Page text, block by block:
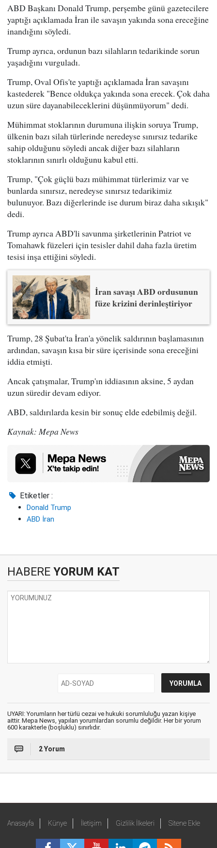
ABD Başkanı Donald Trump, perşembe günü gazetecilere
yaptığı açıklamada İran ile savaşın yakında sona ereceğine
inandığını söyledi.
Trump ayrıca, ordunun bazı silahların tedarikinde sorun
yaşadığını vurguladı.
Trump, Oval Ofis'te yaptığı açıklamada İran savaşını
kastederek "Bence oldukça yakında sona erecek. Çok daha
uzun süre dayanabileceklerini düşünmüyorum" dedi.
Mühimmat stoklarının durumuna ilişkin soruya Trump,
ülkenin bazı silah türlerinde neredeyse sınırsız tedarike
sahip olduğunu söyledi ancak diğer bazı silahların
stoklarının sınırlı olduğunu kabul etti.
Trump, "Çok güçlü bazı mühimmat türlerimiz var ve
bunlarda sınırsız, neredeyse sınırsız tedarikimiz
bulunuyor. Bazı diğerlerinde ise durum biraz daha sıkışık"
dedi.
Trump ayrıca ABD'li savunma şirketlerinin Patriot ve
Tomahawk füzeleri için tesisler dahil daha fazla üretim
tesisi inşa ettiğini söyledi.
İran savaşı ABD ordusunun
füze krizini derinleştiriyor
Trump, 28 Şubat'ta İran'a yönelik saldırının başlamasının
ardından, savaşın kısa bir süre içerisinde sona ereceğini
iddia etmişti.
Ancak çatışmalar, Trump'ın iddiasının aksine, 5 aydan
uzun süredir devam ediyor.
ABD, saldırılarda kesin bir sonuç elde edebilmiş değil.
Kaynak: Mepa News
Etiketler :
Donald Trump
ABD İran
HABERE YORUM KAT
UYARI: Yorumların her türlü cezai ve hukuki sorumluluğu yazan kişiye
aittir. Mepa News, yapılan yorumlardan sorumlu değildir. Her bir yorum
600 karakterle (boşluklu) sınırlıdır.
2 Yorum
Anasayfa Künye İletişim Gizlilik İlkeleri Sitene Ekle